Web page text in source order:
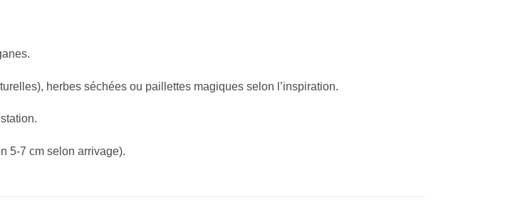
herbes séchées ou paillettes magiques selon l’inspiration.
5-7 cm selon arrivage).